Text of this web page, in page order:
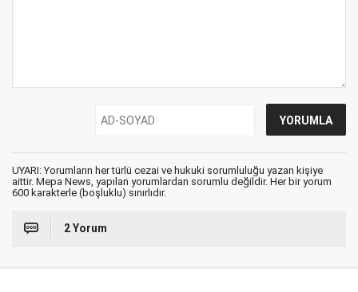
UYARI: Yorumların her türlü cezai ve hukuki sorumluluğu yazan kişiye
aittir. Mepa News, yapılan yorumlardan sorumlu değildir. Her bir yorum
600 karakterle (boşluklu) sınırlıdır.
2 Yorum